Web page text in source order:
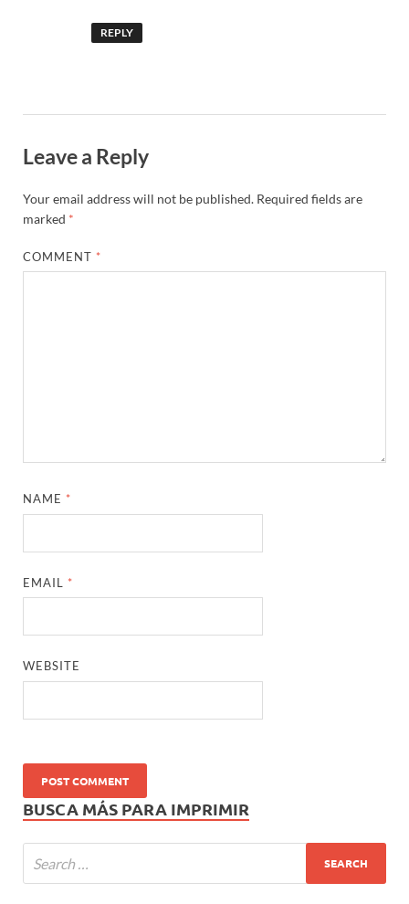
REPLY
Leave a Reply
Your email address will not be published. Required fields are
marked *
COMMENT *
NAME *
EMAIL *
WEBSITE
BUSCA MÁS PARA IMPRIMIR